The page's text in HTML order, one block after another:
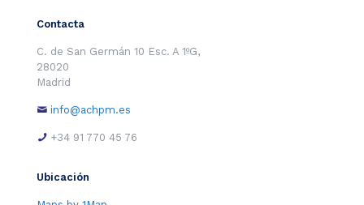
Contacta
C. de San Germán 10 Esc. A 1ºG,
28020
Madrid
info@achpm.es
+34 91 770 45 76
Ubicación